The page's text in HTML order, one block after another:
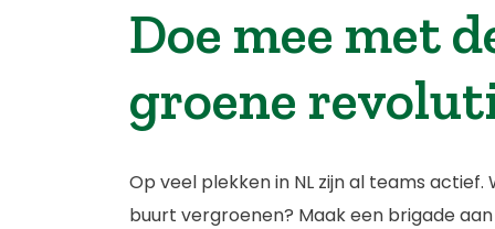
Doe mee met
groene
Op veel plekken in NL zijn al teams actief.
buurt vergroenen? Maak een brigade